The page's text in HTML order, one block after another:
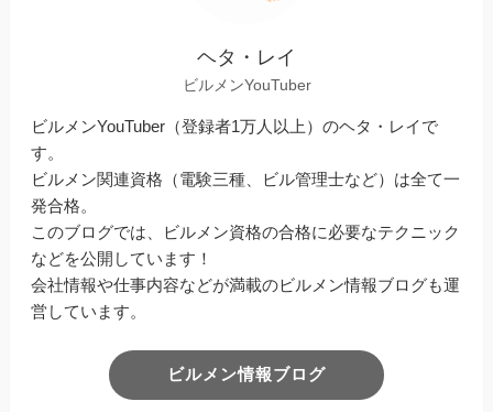
ヘタ・レイ
ビルメンYouTuber
ビルメンYouTuber（登録者1万人以上）のヘタ・レイで
す。
ビルメン関連資格（電験三種、ビル管理士など）は全て一
発合格。
このブログでは、ビルメン資格の合格に必要なテクニック
などを公開しています！
会社情報や仕事内容などが満載のビルメン情報ブログも運
営しています。
ビルメン情報ブログ